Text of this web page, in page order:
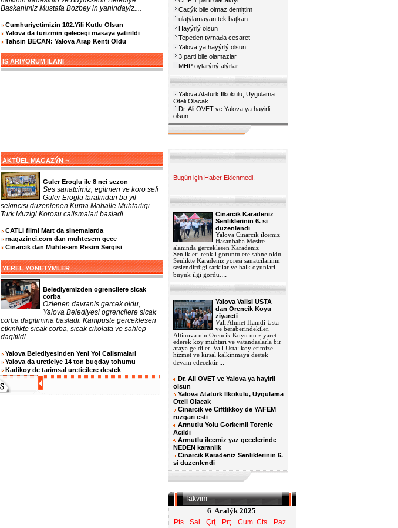
Baskanimiz Mustafa Bozbey in yanindayiz....
Cumhuriyetimizin 102.Yili Kutlu Olsun
Yalova da turizmin gelecegi masaya yatirildi
Tahsin BECAN: Yalova Arap Kenti Oldu
IS ARIYORUM ILANI ¬
AKTÜEL MAGAZÝN ¬
Guler Eroglu ile 8 nci sezon
Ses sanatcimiz, egitmen ve koro sefi
Guler Eroglu tarafindan bu yil
sekincisi duzenlenen Kuma Mahalle Muhtarligi
Turk Muzigi Korosu calismalari basladi....
CATLI filmi Mart da sinemalarda
magazinci.com dan muhtesem gece
Cinarcik dan Muhtesem Resim Sergisi
YEREL YÖNETÝMLER ¬
Belediyemizden ogrencilere sicak
corba
Ozlenen davranis gercek oldu,
Yalova Belediyesi ogrencilere sicak
corba dagitimina basladi. Kampuste gerceklesen
etkinlikte sicak corba, sicak cikolata ve sahlep
dagitildi....
Yalova Belediyesinden Yeni Yol Calismalari
Yalova da ureticiye 14 ton bugday tohumu
Kadikoy de tarimsal ureticilere destek
Cacýk bile olmaz demiţtim
ulaţýlamayan tek baţkan
Hayýrlý olsun
Tepeden týrnađa cesaret
Yalova ya hayýrlý olsun
3.parti bile olamazlar
MHP oylarýný alýrlar
Yalova Ataturk Ilkokulu, Uygulama
Oteli Olacak
Dr. Ali OVET ve Yalova ya hayirli
olsun
Bugün için Haber Eklenmedi.
Cinarcik Karadeniz
Senliklerinin 6. si
duzenlendi
Yalova Cinarcik ilcemiz
Hasanbaba Mesire
alaninda gerceklesen Karadeniz
Senlikleri renkli goruntulere sahne oldu.
Senlikte Karadeniz yoresi sanatcilarinin
seslendirdigi sarkilar ve halk oyunlari
buyuk ilgi gordu....
Yalova Valisi USTA
dan Orencik Koyu
ziyareti
Vali Ahmet Hamdi Usta
ve beraberindekiler,
Altinova nin Orencik Koyu nu ziyaret
ederek koy muhtari ve vatandaslarla bir
araya geldiler. Vali Usta: koylerimize
hizmet ve kirsal kalkinmaya destek
devam edecektir....
Dr. Ali OVET ve Yalova ya hayirli
olsun
Yalova Ataturk Ilkokulu, Uygulama
Oteli Olacak
Cinarcik ve Ciftlikkoy de YAFEM
ruzgari esti
Armutlu Yolu Gorkemli Torenle
Acildi
Armutlu ilcemiz yaz gecelerinde
NEDEN karanlik
Cinarcik Karadeniz Senliklerinin 6.
si duzenlendi
Takvim
6 Aralýk 2025
Pts Sal Çrţ Prţ Cum Cts Paz